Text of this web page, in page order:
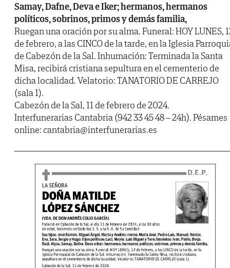
Samay, Dafne, Deva e Iker; hermanos, hermanos
políticos, sobrinos, primos y demás familia,
Ruegan una oración por su alma. Funeral: HOY LUNES,
de febrero, a las CINCO de la tarde, en la Iglesia
de Cabezón de la Sal. Inhumación: Terminada la Santa
Misa, recibirá cristiana sepultura en el cementerio de
dicha localidad. Velatorio: TANATORIO DE CARREJO
(sala 1).
Cabezón de la Sal, 11 de febrero de 2024.
Interfunerarias Cantabria (942 33 45 48 – 24h). Pésames
online: cantabria@interfunerarias.es